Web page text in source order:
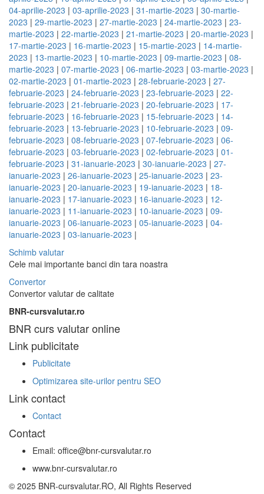
04-aprilie-2023 | 03-aprilie-2023 | 31-martie-2023 | 30-martie-
2023 | 29-martie-2023 | 27-martie-2023 | 24-martie-2023 | 23-
martie-2023 | 22-martie-2023 | 21-martie-2023 | 20-martie-2023 |
17-martie-2023 | 16-martie-2023 | 15-martie-2023 | 14-martie-
2023 | 13-martie-2023 | 10-martie-2023 | 09-martie-2023 | 08-
martie-2023 | 07-martie-2023 | 06-martie-2023 | 03-martie-2023 |
02-martie-2023 | 01-martie-2023 | 28-februarie-2023 | 27-
februarie-2023 | 24-februarie-2023 | 23-februarie-2023 | 22-
februarie-2023 | 21-februarie-2023 | 20-februarie-2023 | 17-
februarie-2023 | 16-februarie-2023 | 15-februarie-2023 | 14-
februarie-2023 | 13-februarie-2023 | 10-februarie-2023 | 09-
februarie-2023 | 08-februarie-2023 | 07-februarie-2023 | 06-
februarie-2023 | 03-februarie-2023 | 02-februarie-2023 | 01-
februarie-2023 | 31-ianuarie-2023 | 30-ianuarie-2023 | 27-
ianuarie-2023 | 26-ianuarie-2023 | 25-ianuarie-2023 | 23-
ianuarie-2023 | 20-ianuarie-2023 | 19-ianuarie-2023 | 18-
ianuarie-2023 | 17-ianuarie-2023 | 16-ianuarie-2023 | 12-
ianuarie-2023 | 11-ianuarie-2023 | 10-ianuarie-2023 | 09-
ianuarie-2023 | 06-ianuarie-2023 | 05-ianuarie-2023 | 04-
ianuarie-2023 | 03-ianuarie-2023 |
Schimb valutar
Cele mai importante banci din tara noastra
Convertor
Convertor valutar de calitate
BNR-cursvalutar.ro
BNR curs valutar online
Link publicitate
Publicitate
Optimizarea site-urilor pentru SEO
Link contact
Contact
Contact
Email: office@bnr-cursvalutar.ro
www.bnr-cursvalutar.ro
© 2025 BNR-cursvalutar.RO, All Rights Reserved